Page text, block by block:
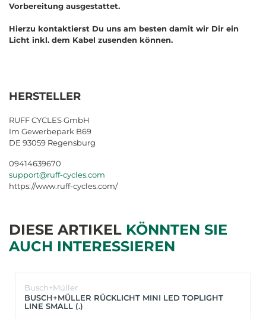
Vorbereitung ausgestattet.
Hierzu kontaktierst Du uns am besten damit wir Dir ein
Licht inkl. dem Kabel zusenden können.
HERSTELLER
RUFF CYCLES GmbH
Im Gewerbepark B69
DE 93059 Regensburg
09414639670
support@ruff-cycles.com
https://www.ruff-cycles.com/
DIESE ARTIKEL KÖNNTEN SIE
AUCH INTERESSIEREN
Busch+Müller
BUSCH+MÜLLER RÜCKLICHT MINI LED TOPLIGHT
LINE SMALL (.)